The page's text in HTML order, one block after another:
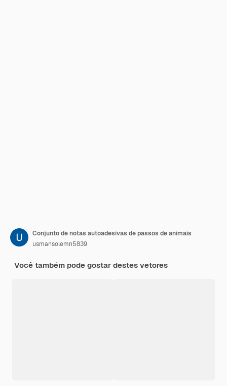
Conjunto de notas autoadesivas de passos de animais
usmansolemn5839
Você também pode gostar destes vetores